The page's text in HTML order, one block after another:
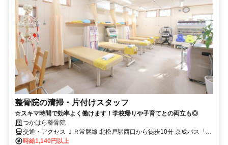
整骨院の清掃・片付けスタッフ
☆スキマ時間で効率よく働けます！学校帰りや子育てとの両立も◎
つかはら整骨院
交通・アクセス ＪＲ常磐線 北松戸駅西口から徒歩10分 京成バス「北
松戸駅入口」バス停から徒歩３分
時給1,140円以上